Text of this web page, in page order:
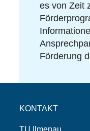
es von Zeit
Förderung
KONTAKT
TU Ilmenau